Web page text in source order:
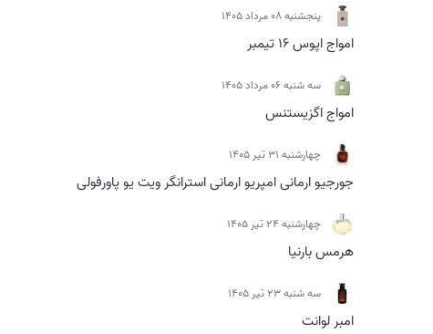
پنجشنبه 08 مرداد 1405
امواج اپوس 16 تیمبر
سه شنبه 06 مرداد 1405
امواج اگزیستنس
چهارشنبه 31 تیر 1405
جورجیو ارمانی امپریو ارمانی استرانگر ویت یو پاورفولی
چهارشنبه 24 تیر 1405
هرمس بارنیا
سه شنبه 23 تیر 1405
امبر لوانت